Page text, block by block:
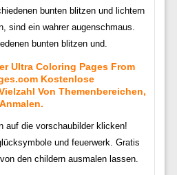
bunten blitzen und lichtern
sind ein wahrer augenschmaus.
bunten blitzen und.
Ultra Coloring Pages From
Kostenlose
Von Themenbereichen,
auf die vorschaubilder klicken!
und feuerwerk. Gratis
den childern ausmalen lassen.